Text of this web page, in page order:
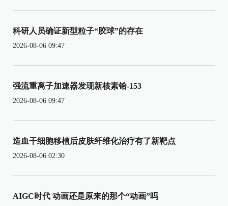
科研人员确证新型粒子“胶球”的存在
2026-08-06 09:47
强流重离子加速器发现新核素铪-153
2026-08-06 09:47
造血干细胞移植后皮肤纤维化治疗有了新靶点
2026-08-06 02:30
AIGC时代 动画还是原来的那个“动画”吗